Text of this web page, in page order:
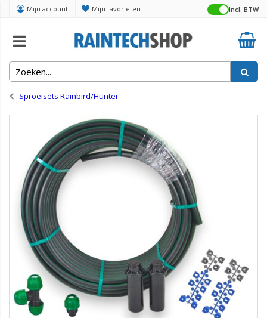
Mijn account Mijn favorieten Incl. BTW
Home
Complete sets voor beregening
Sproeisets Rainbird/Hunter